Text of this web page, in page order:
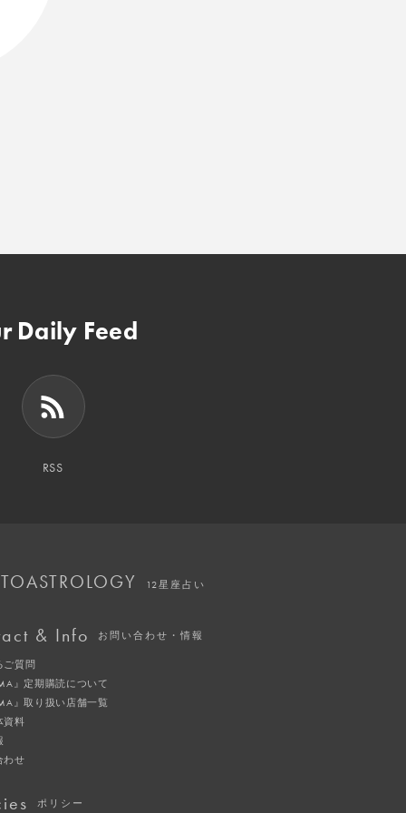
Daily Feed
RSS
12星座占い
& Info お問い合わせ・情報
ご質問
』定期購読について
』取り扱い店舗一覧
資料
わせ
ポリシー